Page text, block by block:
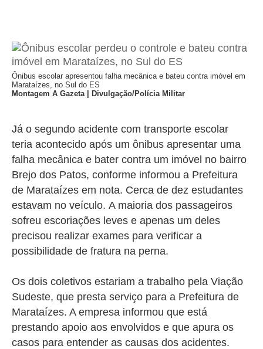
Ônibus escolar apresentou falha mecânica e bateu contra imóvel em
Marataízes, no Sul do ES
Montagem A Gazeta | Divulgação/Polícia Militar
Já o segundo acidente com transporte escolar
teria acontecido após um ônibus apresentar uma
falha mecânica e bater contra um imóvel no bairro
Brejo dos Patos, conforme informou a Prefeitura
de Marataízes em nota. Cerca de dez estudantes
estavam no veículo. A maioria dos passageiros
sofreu escoriações leves e apenas um deles
precisou realizar exames para verificar a
possibilidade de fratura na perna.
Os dois coletivos estariam a trabalho pela Viação
Sudeste, que presta serviço para a Prefeitura de
Marataízes. A empresa ​informou que está
prestando apoio aos envolvidos e que apura os
casos para entender as causas dos acidentes.